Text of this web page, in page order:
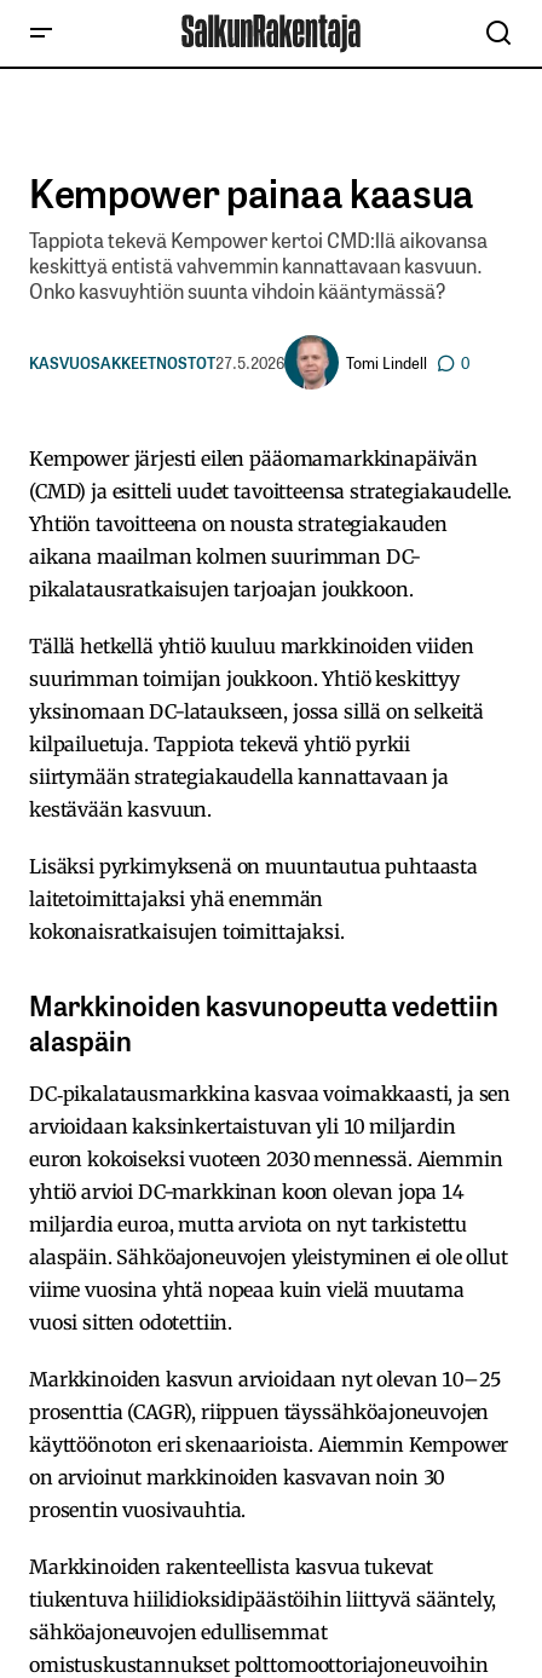
Kempower painaa kaasua
Tappiota tekevä Kempower kertoi CMD:llä aikovansa
keskittyä entistä vahvemmin kannattavaan kasvuun.
Onko kasvuyhtiön suunta vihdoin kääntymässä?
KASVUOSAKKEETNOSTOT27.5.2026 Tomi Lindell 0
Kempower järjesti eilen pääomamarkkinapäivän
(CMD) ja esitteli uudet tavoitteensa strategiakaudelle.
Yhtiön tavoitteena on nousta strategiakauden
aikana maailman kolmen suurimman DC-
pikalatausratkaisujen tarjoajan joukkoon.
Tällä hetkellä yhtiö kuuluu markkinoiden viiden
suurimman toimijan joukkoon. Yhtiö keskittyy
yksinomaan DC-lataukseen, jossa sillä on selkeitä
kilpailuetuja. Tappiota tekevä yhtiö pyrkii
siirtymään strategiakaudella kannattavaan ja
kestävään kasvuun.
Lisäksi pyrkimyksenä on muuntautua puhtaasta
laitetoimittajaksi yhä enemmän
kokonaisratkaisujen toimittajaksi.
Markkinoiden kasvunopeutta vedettiin
alaspäin
DC‑pikalatausmarkkina kasvaa voimakkaasti, ja sen
arvioidaan kaksinkertaistuvan yli 10 miljardin
euron kokoiseksi vuoteen 2030 mennessä. Aiemmin
yhtiö arvioi DC-markkinan koon olevan jopa 14
miljardia euroa, mutta arviota on nyt tarkistettu
alaspäin. Sähköajoneuvojen yleistyminen ei ole ollut
viime vuosina yhtä nopeaa kuin vielä muutama
vuosi sitten odotettiin.
Markkinoiden kasvun arvioidaan nyt olevan 10–25
prosenttia (CAGR), riippuen täyssähköajoneuvojen
käyttöönoton eri skenaarioista. Aiemmin Kempower
on arvioinut markkinoiden kasvavan noin 30
prosentin vuosivauhtia.
Markkinoiden rakenteellista kasvua tukevat
tiukentuva hiilidioksidipäästöihin liittyvä sääntely,
sähköajoneuvojen edullisemmat
omistuskustannukset polttomoottoriajoneuvoihin